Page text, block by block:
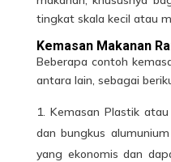
tingkat skala kecil atau
Kemasan Makanan
Beberapa contoh
antara lain, sebagai
Kemasan Plastik
dan bungkus
yang ekonomis dan